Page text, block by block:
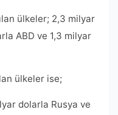
ülkeler; 2,3 milyar
ABD ve 1,3 milyar
ülkeler ise;
dolarla Rusya ve